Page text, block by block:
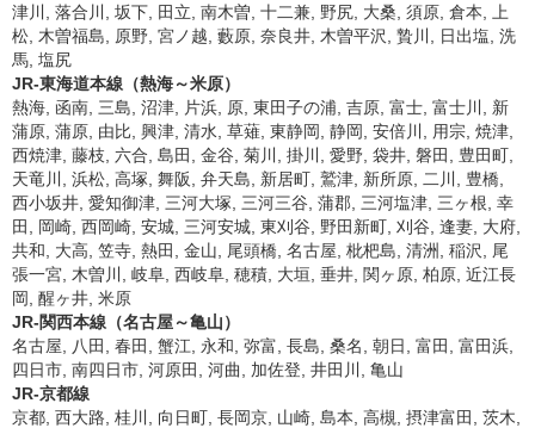
津川, 落合川, 坂下, 田立, 南木曽, 十二兼, 野尻, 大桑, 須原, 倉本, 上
松, 木曽福島, 原野, 宮ノ越, 藪原, 奈良井, 木曽平沢, 贄川, 日出塩, 洗
馬, 塩尻
JR-東海道本線（熱海～米原）
熱海, 函南, 三島, 沼津, 片浜, 原, 東田子の浦, 吉原, 富士, 富士川, 新
蒲原, 蒲原, 由比, 興津, 清水, 草薙, 東静岡, 静岡, 安倍川, 用宗, 焼津,
西焼津, 藤枝, 六合, 島田, 金谷, 菊川, 掛川, 愛野, 袋井, 磐田, 豊田町,
天竜川, 浜松, 高塚, 舞阪, 弁天島, 新居町, 鷲津, 新所原, 二川, 豊橋,
西小坂井, 愛知御津, 三河大塚, 三河三谷, 蒲郡, 三河塩津, 三ヶ根, 幸
田, 岡崎, 西岡崎, 安城, 三河安城, 東刈谷, 野田新町, 刈谷, 逢妻, 大府,
共和, 大高, 笠寺, 熱田, 金山, 尾頭橋, 名古屋, 枇杷島, 清洲, 稲沢, 尾
張一宮, 木曽川, 岐阜, 西岐阜, 穂積, 大垣, 垂井, 関ヶ原, 柏原, 近江長
岡, 醒ヶ井, 米原
JR-関西本線（名古屋～亀山）
名古屋, 八田, 春田, 蟹江, 永和, 弥富, 長島, 桑名, 朝日, 富田, 富田浜,
四日市, 南四日市, 河原田, 河曲, 加佐登, 井田川, 亀山
JR-京都線
京都, 西大路, 桂川, 向日町, 長岡京, 山崎, 島本, 高槻, 摂津富田, 茨木,